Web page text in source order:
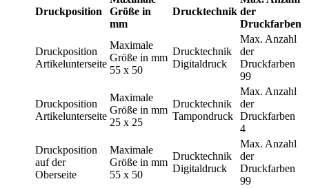
Druckposition
Größe in
mm
Drucktechnik der
Druckfarben
Druckposition
Artikelunterseite
Maximale
Größe in mm
55 x 50
Drucktechnik
Digitaldruck
Max. Anzahl
der
Druckfarben
99
Druckposition
Artikelunterseite
Maximale
Größe in mm
25 x 25
Drucktechnik
Tampondruck
Max. Anzahl
der
Druckfarben
4
Druckposition
auf der
Oberseite
Maximale
Größe in mm
55 x 50
Drucktechnik
Digitaldruck
Max. Anzahl
der
Druckfarben
99